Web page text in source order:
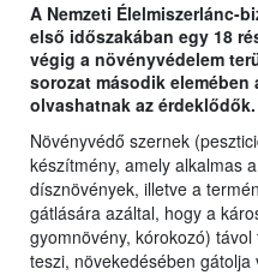
A Nemzeti Élelmiszerlánc-
első időszakában egy 18
végig a növényvédelem
sorozat második
olvashatnak az érdeklődők.
Növényvédő szernek
készítmény, amely alkalmas
dísznövények, illetve a
gátlására azáltal, hogy a
gyomnövény, kórokozó)
teszi, növekedésében gátolja